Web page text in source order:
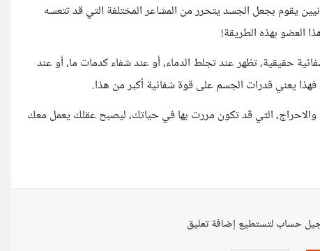
يقوم بجعل الجسد يتحرر من المشاعر المختلفة التي قد تتعسه
العضو بهذه الطريقة!
حقيقية، تظهر عند تجلط الدماء، أو عند شفاء كدمات ما، أو عند
يعني قدرات الجسم على قوة شفائية أكبر من هذا.
التي قد تكون مررت بها في حياتك، ليصبح عقلك يعمل معك
حساب لتستطيع إضافة تعليق